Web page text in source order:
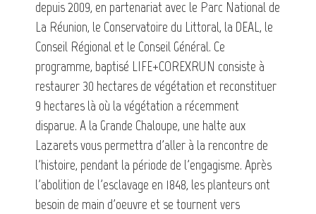
depuis 2009, en partenariat avec le Parc National de
La Réunion, le Conservatoire du Littoral, la DEAL, le
Conseil Régional et le Conseil Général. Ce
programme, baptisé LIFE+COREXRUN consiste à
restaurer 30 hectares de végétation et reconstituer
9 hectares là où la végétation a récemment
disparue. A la Grande Chaloupe, une halte aux
Lazarets vous permettra d'aller à la rencontre de
l'histoire, pendant la période de l'engagisme. Après
l'abolition de l'esclavage en 1848, les planteurs ont
besoin de main d'oeuvre et se tournent vers